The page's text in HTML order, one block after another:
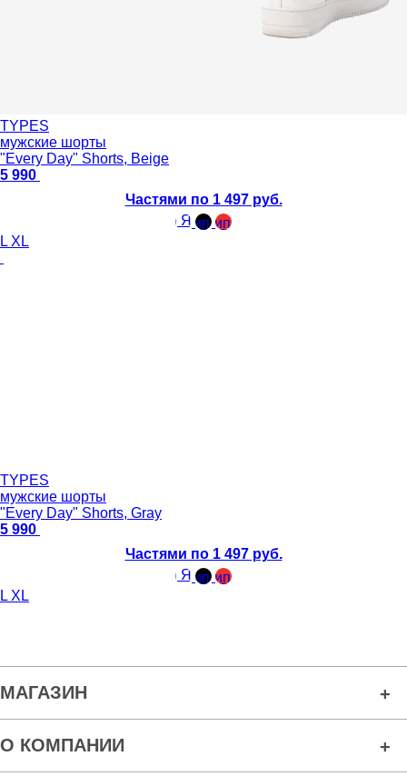
TYPES
мужские шорты
"Every Day" Shorts, Beige
5 990
Частями по 1 497 руб.
L XL
TYPES
мужские шорты
"Every Day" Shorts, Gray
5 990
Частями по 1 497 руб.
L XL
МАГАЗИН
О КОМПАНИИ